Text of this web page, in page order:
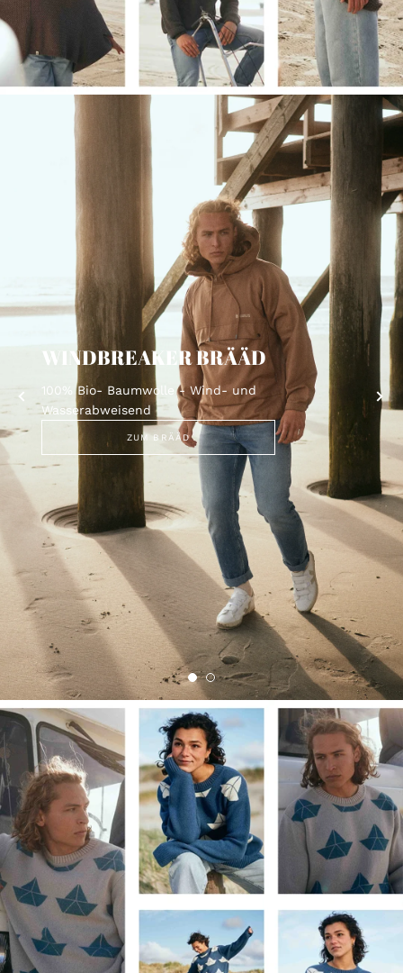
WINDBREAKER BRÄÄD
100% Bio- Baumwolle - Wind- und
Wasserabweisend
ZUM BRÄÄD